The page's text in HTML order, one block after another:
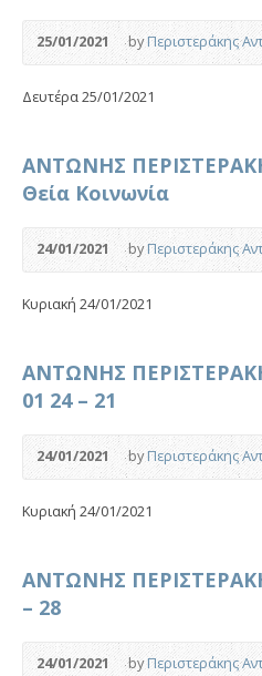
25/01/2021 byΠεριστεράκης
Δευτέρα 25/01/2021
ΑΝΤΩΝΗΣ
Θεία Κοινωνία
24/01/2021 byΠεριστεράκης
Κυριακή 24/01/2021
ΑΝΤΩΝΗΣ
01 24 – 21
24/01/2021 byΠεριστεράκης
Κυριακή 24/01/2021
ΑΝΤΩΝΗΣ
– 28
24/01/2021 byΠεριστεράκης